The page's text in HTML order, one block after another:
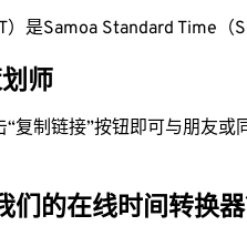
是Samoa Standard Time（
师
“复制链接”按钮即可与朋友
的在线时间转换器